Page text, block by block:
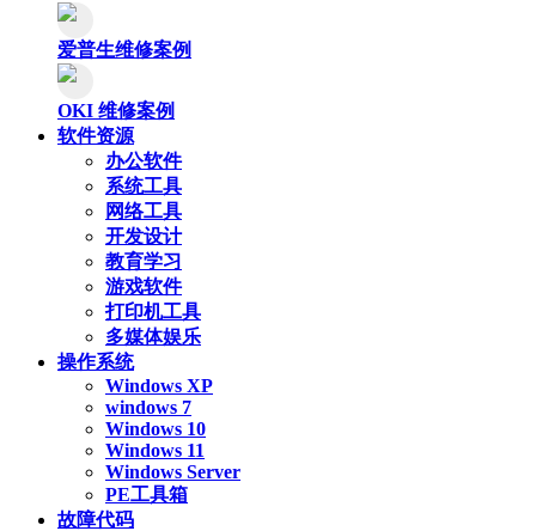
爱普生维修案例
OKI 维修案例
软件资源
办公软件
系统工具
网络工具
开发设计
教育学习
游戏软件
打印机工具
多媒体娱乐
操作系统
Windows XP
windows 7
Windows 10
Windows 11
Windows Server
PE工具箱
故障代码